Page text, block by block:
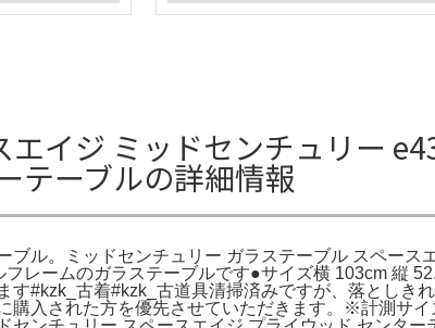
イジ ミッドセンチュリー
テーブルの詳細情報
ル。ミッドセンチュリー ガラステーブル スペース
レームのガラステーブルです●サイズ横 103cm 縦
#kzk_古着#kzk_古道具清掃済みですが、落としき
入された方を優先させていただきます。※計測サイ